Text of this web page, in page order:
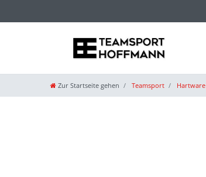
Zur Startseite gehen Teamsport Hartware